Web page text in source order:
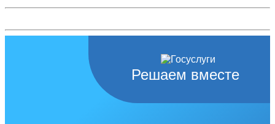
Решаем вместе